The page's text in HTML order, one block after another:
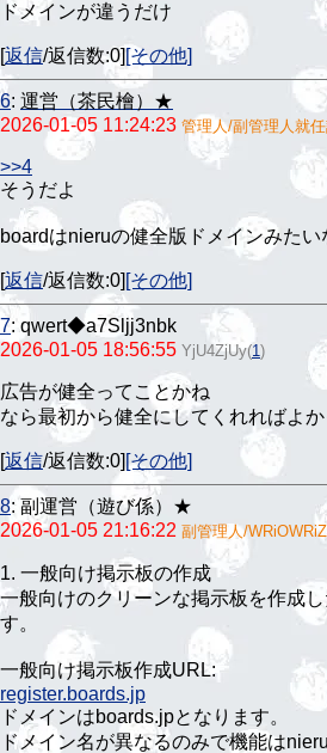
ドメインが違うだけ
[返信/返信数:0] [その他]
6: 運営（茶民檜）★
2026-01-05 11:24:23 管理人/副管理人就
>>4
そうだよ
boardはnieruの健全版ドメインみたい
[返信/返信数:0] [その他]
7: qwert◆a7Sljj3nbk
2026-01-05 18:56:55 YjU4ZjUy(1)
広告が健全ってことかね
なら最初から健全にしてくれればよ
[返信/返信数:0] [その他]
8:副運営（遊び係）★
2026-01-05 21:16:22 副管理人/
1. 一般向け掲示板の作成
一般向けのクリーンな掲示板を作成
す。
一般向け掲示板作成URL:
register.boards.jp
ドメインはboards.jpとなります。
ドメイン名が異なるのみで機能は